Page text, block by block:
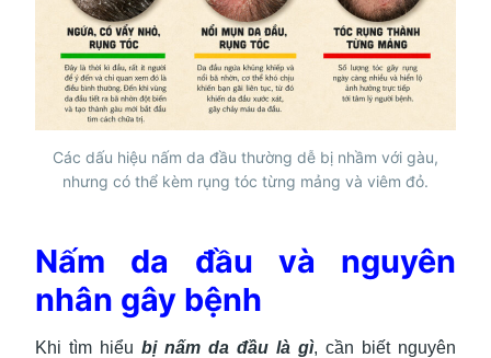
Các dấu hiệu nấm da đầu thường dễ bị nhầm với gàu,
nhưng có thể kèm rụng tóc từng mảng và viêm đỏ.
Nấm da đầu và nguyên
nhân gây bệnh
Khi tìm hiểu bị nấm da đầu là gì, cần biết nguyên